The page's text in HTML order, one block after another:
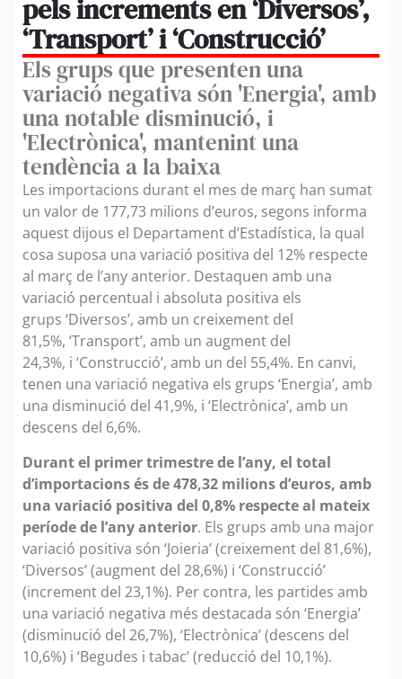
pels increments en ‘Diversos’,
‘Transport’ i ‘Construcció’
Els grups que presenten una
variació negativa són 'Energia', amb
una notable disminució, i
'Electrònica', mantenint una
tendència a la baixa
Les importacions durant el mes de març han sumat
un valor de 177,73 milions d’euros, segons informa
aquest dijous el Departament d’Estadística, la qual
cosa suposa una variació positiva del 12% respecte
al març de l’any anterior. Destaquen amb una
variació percentual i absoluta positiva els
grups ‘Diversos’, amb un creixement del
81,5%, ‘Transport’, amb un augment del
24,3%, i ‘Construcció’, amb un del 55,4%. En canvi,
tenen una variació negativa els grups ‘Energia’, amb
una disminució del 41,9%, i ‘Electrònica’, amb un
descens del 6,6%.
Durant el primer trimestre de l’any, el total
d’importacions és de 478,32 milions d’euros, amb
una variació positiva del 0,8% respecte al mateix
període de l’any anterior. Els grups amb una major
variació positiva són ‘Joieria’ (creixement del 81,6%),
‘Diversos’ (augment del 28,6%) i ‘Construcció’
(increment del 23,1%). Per contra, les partides amb
una variació negativa més destacada són ‘Energia’
(disminució del 26,7%), ‘Electrònica’ (descens del
10,6%) i ‘Begudes i tabac’ (reducció del 10,1%).